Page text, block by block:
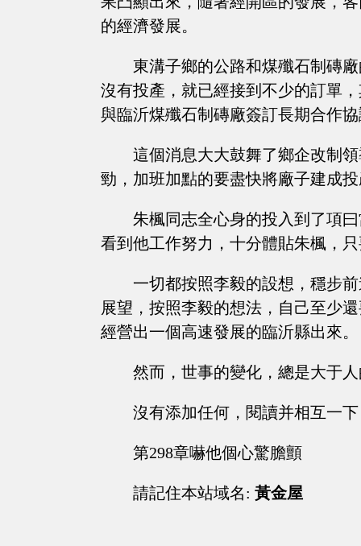
的經濟發展。
東溝子鄉的公路和煤殲石制磚
沒有投產，就已經接到不少的訂單
與臨沂煤殲石制磚廠簽訂長期合作
這個消息大大鼓舞了鄉企改制
勁，加班加點的要盡快將廠子建成
朱楓同志全心身的投入到了項
看到他工作努力，十分體貼朱楓，
一切都按照李毅的設想，穩步
展望，按照李毅的想法，自己至少
經營出一個高速發展的臨沂縣出來。
然而，世事的變化，總是大于
沒有添加任何，閱讀并相互一下
第298章嚇他個心驚膽顫
請記住本站域名: 黃金屋